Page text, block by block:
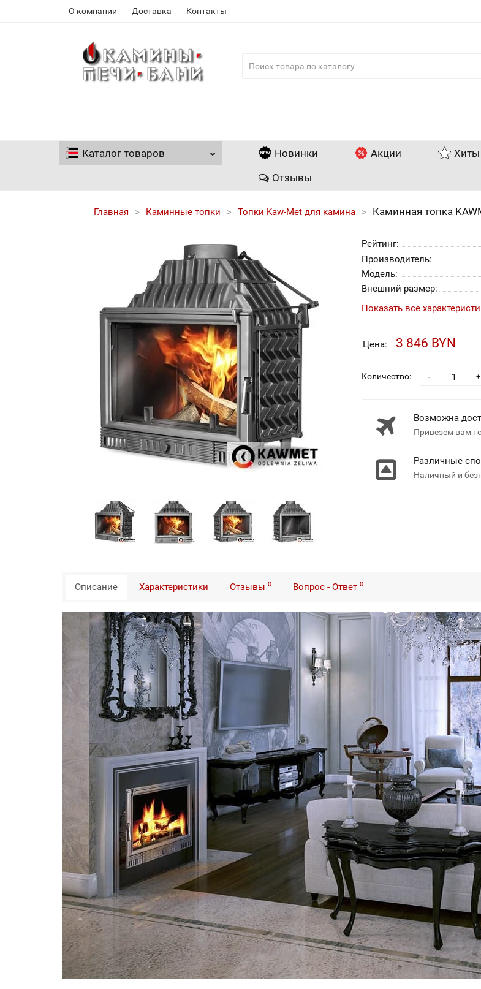
О компании Доставка Контакты
Каталог товаров Новинки Акции Хиты
Отзывы
Главная Каминные топки Топки Kaw-Met для камина Каминная топка
Рейтинг:
Производитель:
Модель:
Внешний размер:
Показать все
Цена: 3 846 BYN
Количество: +
-
Возможна
Привезем вам
Различные
Наличный и
Описание Характеристики Отзывы 0 Вопрос - Ответ 0